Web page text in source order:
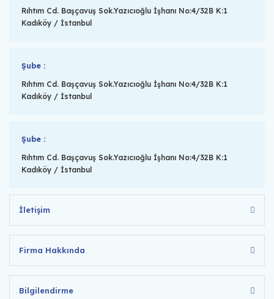
Rıhtım Cd. Başçavuş Sok.Yazıcıoğlu İşhanı No:4/32B K:1
Kadıköy / İstanbul
Şube :
Rıhtım Cd. Başçavuş Sok.Yazıcıoğlu İşhanı No:4/32B K:1
Kadıköy / İstanbul
Şube :
Rıhtım Cd. Başçavuş Sok.Yazıcıoğlu İşhanı No:4/32B K:1
Kadıköy / İstanbul
İletişim
Firma Hakkında
Bilgilendirme